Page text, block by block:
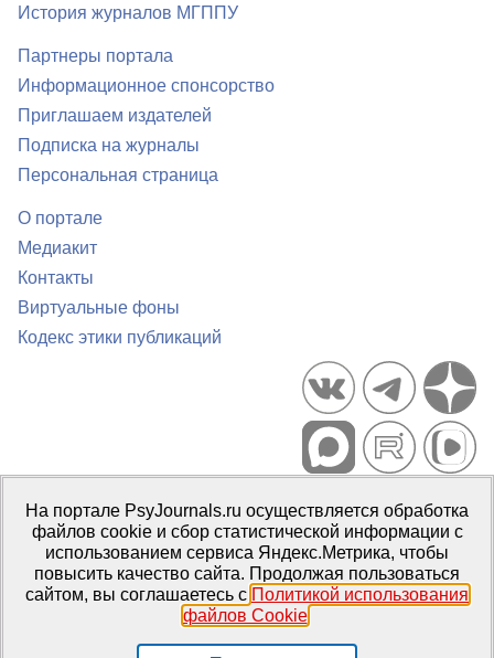
История журналов МГППУ
Партнеры портала
Информационное спонсорство
Приглашаем издателей
Подписка на журналы
Персональная страница
О портале
Медиакит
Контакты
Виртуальные фоны
Кодекс этики публикаций
Портал психологических изданий PsyJournals.ru, 2007–2026
Правила использования материалов
Свидетельство регистрации СМИЭл № ФС77-66447 от 14 июля
2016 г.
Издатель: ФГБОУ ВО МГППУ
На портале PsyJournals.ru осуществляется обработка
файлов cookie и сбор статистической информации с
использованием сервиса Яндекс.Метрика, чтобы
повысить качество сайта. Продолжая пользоваться
сайтом, вы соглашаетесь с Политикой использования
файлов Cookie.